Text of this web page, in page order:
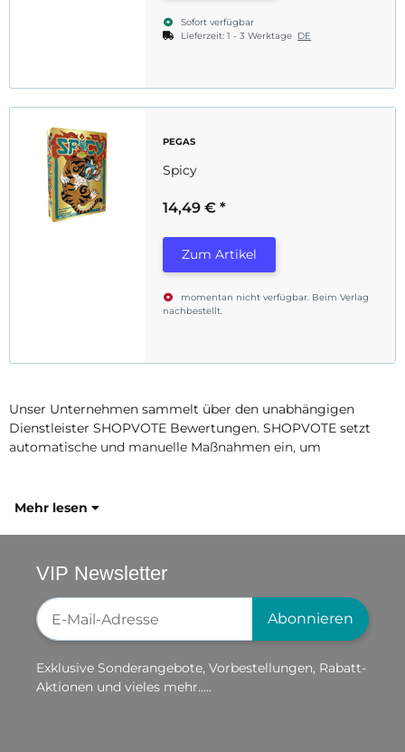
Sofort verfügbar
Lieferzeit:1 - 3 Werktage DE
PEGAS
Spicy
14,49 € *
Zum Artikel
momentan nicht verfügbar. Beim Verlag
nachbestellt.
Unser Unternehmen sammelt über den unabhängigen
Dienstleister SHOPVOTE Bewertungen. SHOPVOTE setzt
automatische und manuelle Maßnahmen ein, um
Mehr lesen
VIP Newsletter
Newsletter-Registrierung
Abonnieren
Exklusive Sonderangebote, Vorbestellungen, Rabatt-
Aktionen und vieles mehr.....